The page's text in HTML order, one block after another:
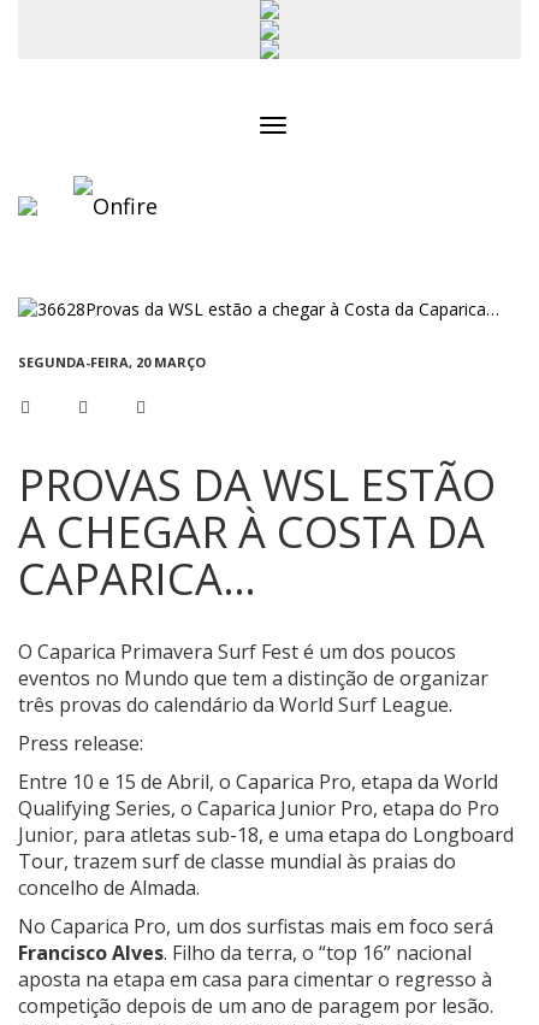
SEGUNDA-FEIRA, 20 MARÇO
PROVAS DA WSL ESTÃO
A CHEGAR À COSTA DA
CAPARICA…
O Caparica Primavera Surf Fest é um dos poucos
eventos no Mundo que tem a distinção de organizar
três provas do calendário da World Surf League.
Press release:
Entre 10 e 15 de Abril, o Caparica Pro, etapa da World
Qualifying Series, o Caparica Junior Pro, etapa do Pro
Junior, para atletas sub-18, e uma etapa do Longboard
Tour, trazem surf de classe mundial às praias do
concelho de Almada.
No Caparica Pro, um dos surfistas mais em foco será
Francisco Alves. Filho da terra, o “top 16” nacional
aposta na etapa em casa para cimentar o regresso à
competição depois de um ano de paragem por lesão.